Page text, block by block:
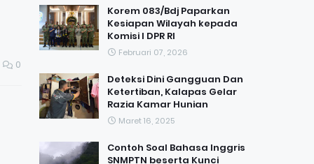
0
Korem 083/Bdj Paparkan
Kesiapan Wilayah kepada
Komisi I DPR RI
Februari 07, 2026
Deteksi Dini Gangguan Dan
Ketertiban, Kalapas Gelar
Razia Kamar Hunian
Maret 16, 2025
Contoh Soal Bahasa Inggris
SNMPTN beserta Kunci